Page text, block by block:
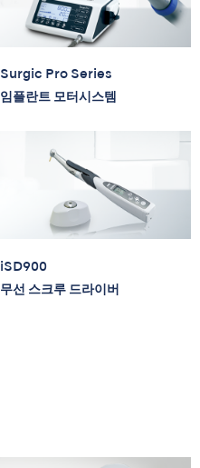
Surgic Pro Series
임플란트 모터시스템
iSD900
무선 스크루 드라이버